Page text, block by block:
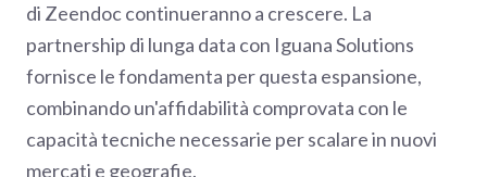
di Zeendoc continueranno a crescere. La
partnership di lunga data con Iguana Solutions
fornisce le fondamenta per questa espansione,
combinando un'affidabilità comprovata con le
capacità tecniche necessarie per scalare in nuovi
mercati e geografie.